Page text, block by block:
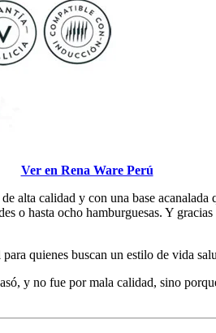
Ver en Rena Ware Perú
alta calidad y con una base
o hasta ocho hamburguesas. Y
para quienes buscan un estilo de vida
y no fue por mala calidad, sino